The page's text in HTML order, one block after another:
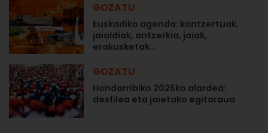
GOZATU
Euskadiko agenda: kontzertuak,
jaialdiak, antzerkia, jaiak,
erakusketak…
GOZATU
Hondarribiko 2026ko alardea:
desfilea eta jaietako egitaraua